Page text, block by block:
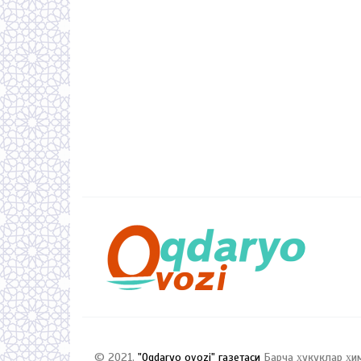
© 2021, "Oqdaryo ovozi" газетаси Барча ҳуқуқлар